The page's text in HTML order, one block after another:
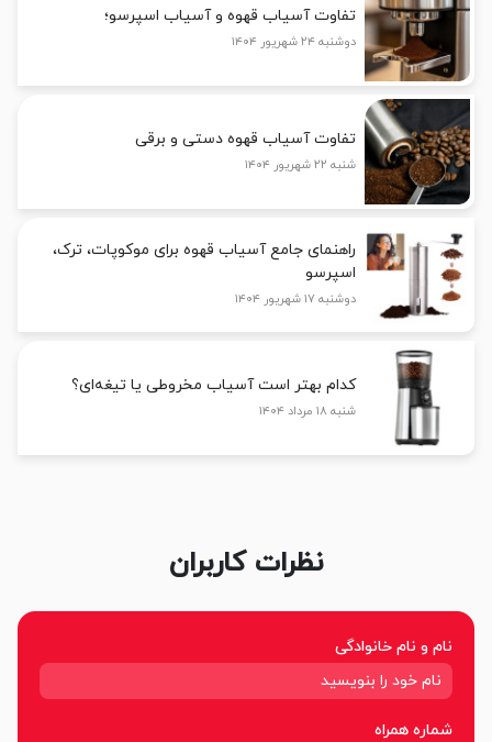
تفاوت آسیاب قهوه و آسیاب اسپرسو؛
دوشنبه ۲۴ شهریور ۱۴۰۴
تفاوت آسیاب قهوه دستی و برقی
شنبه ۲۲ شهریور ۱۴۰۴
راهنمای جامع آسیاب قهوه برای موکوپات، ترک،
اسپرسو
دوشنبه ۱۷ شهریور ۱۴۰۴
کدام بهتر است آسیاب مخروطی یا تیغه‌ای؟
شنبه ۱۸ مرداد ۱۴۰۴
نظرات کاربران
نام و نام خانوادگی
شماره همراه